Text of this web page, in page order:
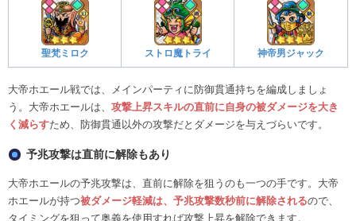
聖梵ミロク ストロ魔トライ 神帝男ジャック
大帝ホエール戦では、メインパーティに防御貫通持ちを編成しましょ
う。大帝ホエールは、 攻撃上昇スキルの直前に自身の被ダメージを大き
く減らすため、防御貫通以外の攻撃だとダメージを与えづらいです。
予兆攻撃は直前に解除もあり
大帝ホエールの予兆攻撃は、直前に解除を狙うのも一つの手です。大帝
ホエールが持つ被ダメージ軽減は、予兆攻撃数秒前に解除されるので、
タイミングを狙って奥義を使用すれば攻撃上昇を解除できます。